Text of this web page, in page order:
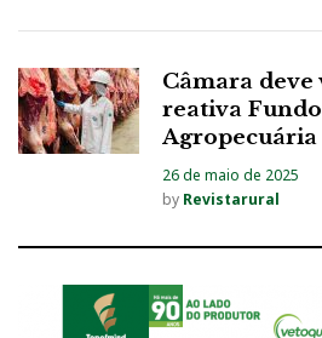
Câmara
reativa
Agropecuária
26 de maio de 2025
by Revistarural